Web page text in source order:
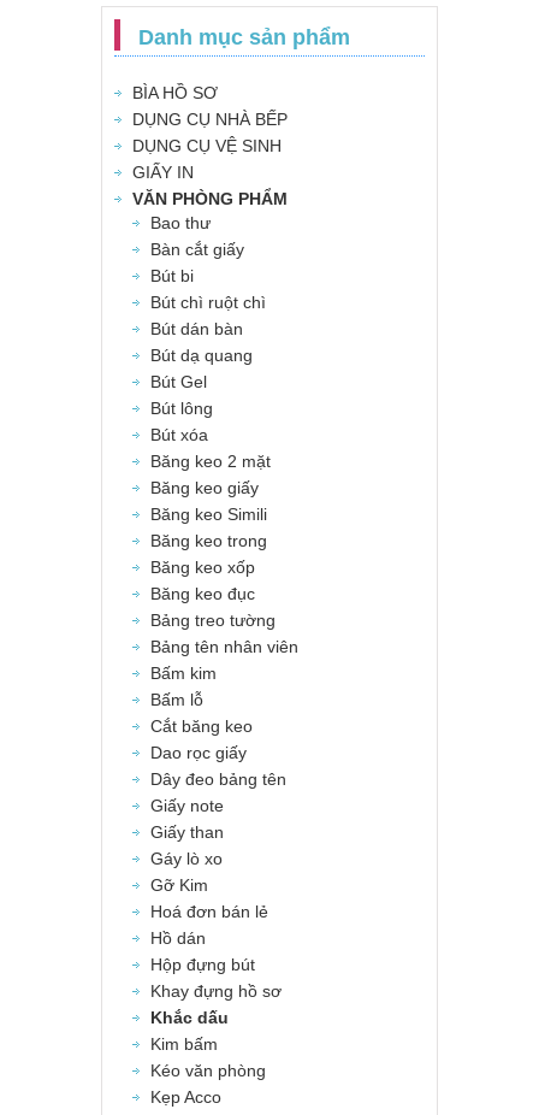
Danh mục sản phẩm
BÌA HỒ SƠ
DỤNG CỤ NHÀ BẾP
DỤNG CỤ VỆ SINH
GIẤY IN
VĂN PHÒNG PHẨM
Bao thư
Bàn cắt giấy
Bút bi
Bút chì ruột chì
Bút dán bàn
Bút dạ quang
Bút Gel
Bút lông
Bút xóa
Băng keo 2 mặt
Băng keo giấy
Băng keo Simili
Băng keo trong
Băng keo xốp
Băng keo đục
Bảng treo tường
Bảng tên nhân viên
Bấm kim
Bấm lỗ
Cắt băng keo
Dao rọc giấy
Dây đeo bảng tên
Giấy note
Giấy than
Gáy lò xo
Gỡ Kim
Hoá đơn bán lẻ
Hồ dán
Hộp đựng bút
Khay đựng hồ sơ
Khắc dấu
Kim bấm
Kéo văn phòng
Kẹp Acco